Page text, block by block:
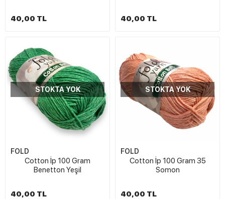
40,00 TL 40,00 TL
STOKTA YOK
FOLD
Cotton İp 100 Gram
Benetton Yeşil
40,00 TL
STOKTA YOK
FOLD
Cotton İp 100 Gram 35
Somon
40,00 TL